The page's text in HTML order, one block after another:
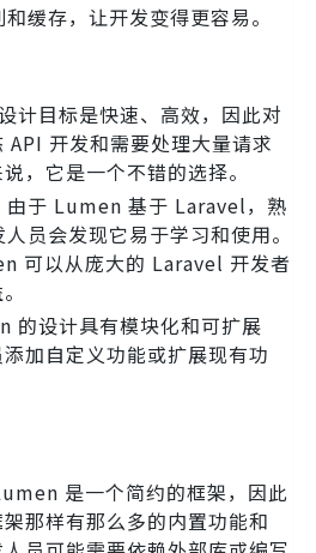
缓存，让开发变得更容易。
计目标是快速、高效，因此对
API 开发和需要处理大量请求
，它是一个不错的选择。
于 Lumen 基于 Laravel，熟
员会发现它易于学习和使用。
可以从庞大的 Laravel 开发者
的设计具有模块化和可扩展
加自定义功能或扩展现有功
是一个简约的框架，因此
那样有那么多的内置功能和